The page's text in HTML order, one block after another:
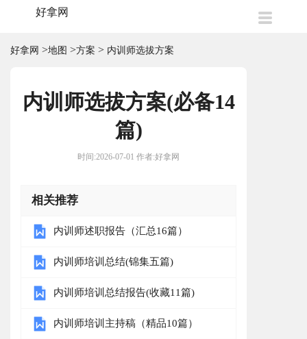
好拿网
好拿网 >地图 >方案 > 内训师选拔方案
内训师选拔方案(必备14
篇)
时间:2026-07-01 作者:好拿网
相关推荐
内训师述职报告（汇总16篇）
内训师培训总结(锦集五篇)
内训师培训总结报告(收藏11篇)
内训师培训主持稿（精品10篇）